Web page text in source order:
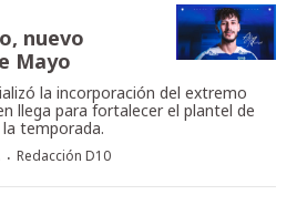
nuevo
Mayo
la incorporación del extremo
llega para fortalecer el plantel de
temporada.
· Redacción D10